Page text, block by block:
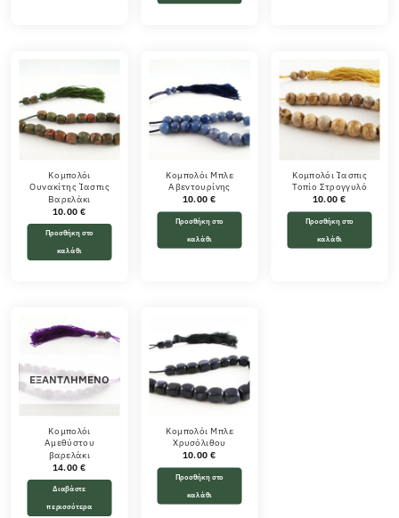
Κομπολόι
Ουνακίτης Ίασπις
Βαρελάκι
10.00€
Προσθήκη στο
καλάθι
Κομπολόι Μπλε
Αβεντουρίνης
10.00€
Προσθήκη στο
καλάθι
Κομπολόι Ίασπις
Τοπίο Στρογγυλό
10.00€
Προσθήκη στο
καλάθι
ΕΞΑΝΤΛΗΜΈΝΟ
Κομπολόι
Αμεθύστου
βαρελάκι
14.00€
Διαβάστε
περισσότερα
Κομπολόι Μπλε
Χρυσόλιθου
10.00€
Προσθήκη στο
καλάθι